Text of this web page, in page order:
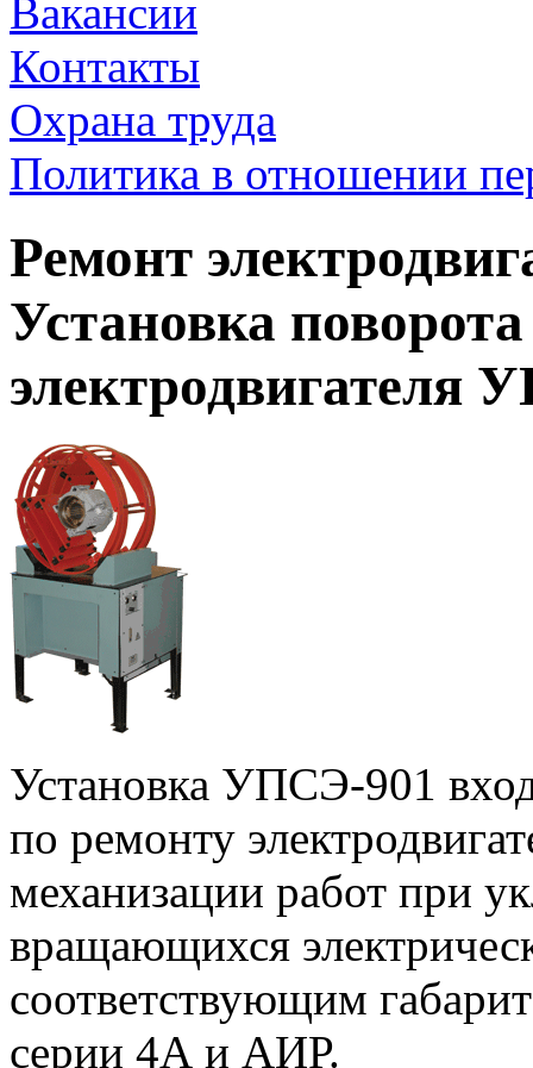
Вакансии
Контакты
Охрана труда
Политика в отношении
Ремонт
Установка поворота
электродвигателя
Установка УПСЭ-901
по ремонту
механизации работ при
вращающихся
соответствующим
серии 4А и АИР.